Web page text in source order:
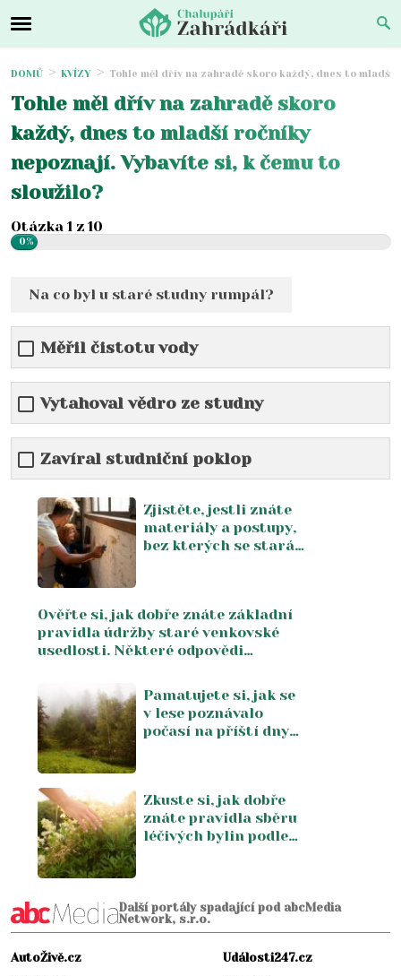
DOMŮ KVÍZY Tohle měl dřív na zahradě skoro každý, dnes to
Tohle měl dřív na zahradě skoro
každý, dnes to mladší ročníky
nepoznají. Vybavíte si, k čemu to
sloužilo?
Otázka 1 z 10
0%
Na co byl u staré studny rumpál?
Měřil čistotu vody
Vytahoval vědro ze studny
Zavíral studniční poklop
Zjistěte, jestli znáte
materiály a postupy,
bez kterých se stará
chalupařil ještě s
rodiči
Ověřte si, jak dobře znáte základní
pravidla údržby staré venkovské
usedlosti. Některé odpovědi
Pamatujete si, jak se
v lese poznávalo
počasí na příští dny
starým houbařům
nikdy nechyběly
Zkuste si, jak dobře
znáte pravidla sběru
léčivých bylin podle
možná dává víc smysl
než čekáte
Další portály spadající pod abcMedia
Network, s.r.o.
AutoŽivě.cz
Události247.cz